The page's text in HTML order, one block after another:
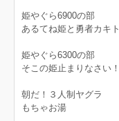
姫やぐら6900の部
あるてね姫と勇者カキト
姫やぐら6300の部
そこの姫止まりなさい！
朝だ！３人制ヤグラ
もちゃお湯